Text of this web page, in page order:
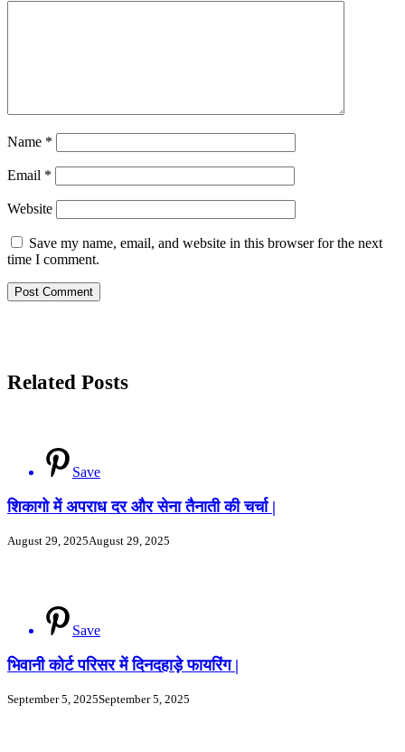
Name *
Email *
Website
Save my name, email, and website in this browser for the next
time I comment.
Related Posts
Save
शिकागो में अपराध दर और सेना तैनाती की चर्चा |
August 29, 2025August 29, 2025
Save
भिवानी कोर्ट परिसर में दिनदहाड़े फायरिंग |
September 5, 2025September 5, 2025